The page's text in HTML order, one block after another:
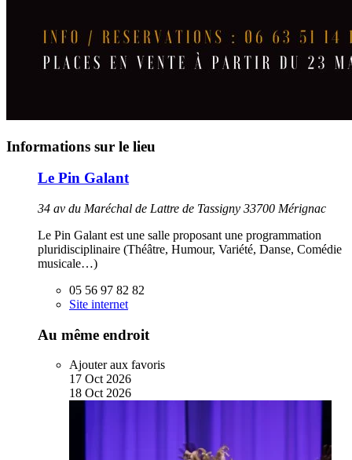
Informations sur le lieu
Le Pin Galant
34 av du Maréchal de Lattre de Tassigny 33700 Mérignac
Le Pin Galant est une salle proposant une programmation
pluridisciplinaire (Théâtre, Humour, Variété, Danse, Comédie
musicale…)
05 56 97 82 82
Site internet
Au même endroit
Ajouter aux favoris
17 Oct 2026
18 Oct 2026